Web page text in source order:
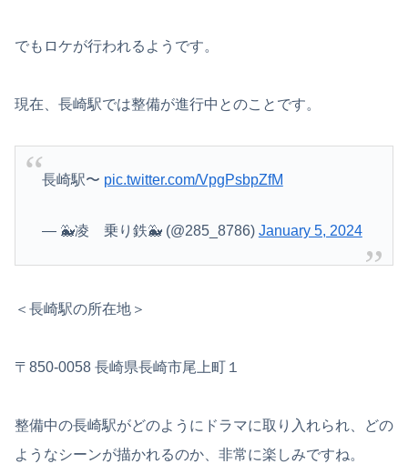
でもロケが行われるようです。
現在、長崎駅では整備が進行中とのことです。
長崎駅〜 pic.twitter.com/VpgPsbpZfM
— 🐳凌 乗り鉄🐳 (@285_8786) January 5, 2024
＜長崎駅の所在地＞
〒850-0058 長崎県長崎市尾上町１
整備中の長崎駅がどのようにドラマに取り入れられ、どの
ようなシーンが描かれるのか、非常に楽しみですね。